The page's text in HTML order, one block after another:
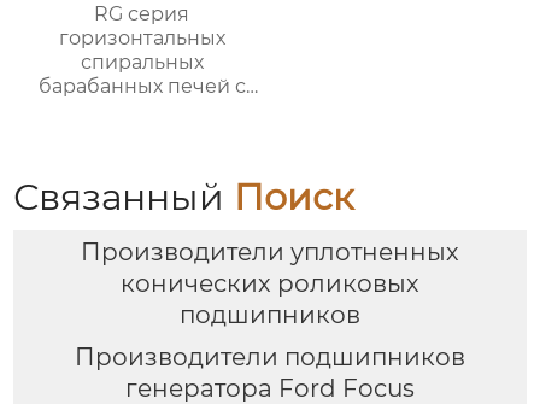
RG серия
горизонтальных
спиральных
барабанных печей с
Связанный Поиск
Производители уплотненных
конических роликовых
подшипников
Производители подшипников
генератора Ford Focus